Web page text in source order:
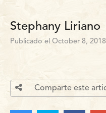
Stephany Liriano
Publicado el October 8,
Comparte este